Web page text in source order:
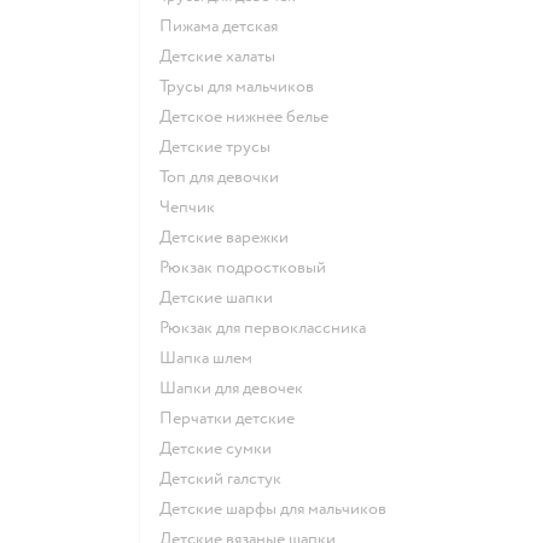
Пижама детская
Детские халаты
Трусы для мальчиков
Детское нижнее белье
Детские трусы
Топ для девочки
Чепчик
Детские варежки
Рюкзак подростковый
Детские шапки
Рюкзак для первоклассника
Шапка шлем
Шапки для девочек
Перчатки детские
Детские сумки
Детский галстук
Детские шарфы для мальчиков
Детские вязаные шапки